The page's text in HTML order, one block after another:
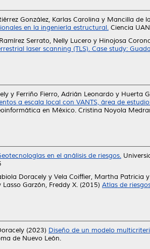
González, Karlas Carolina y Mancilla de
en la ingeniería estructural. Ciencia
Ramírez Serrato, Nelly Lucero y Hinojosa
laser scanning (TLS). Case study:
y Ferriño Fierro, Adrián Leonardo y Huerta
a escala local con VANTS, área de
en México. Cristina Noyola
en el análisis de riesgos.
Doracely y Vela Coiffier, Martha Patricia y
Lasso Garzón, Freddy X. (2015) Atlas de
(2023) Diseño de un modelo
de Nuevo León.